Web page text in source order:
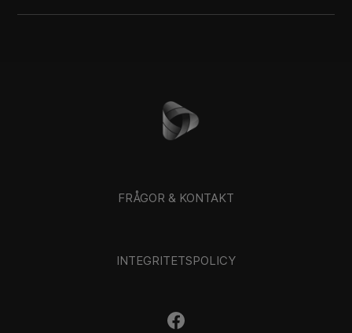
FRÅGOR & KONTAKT
INTEGRITETSPOLICY